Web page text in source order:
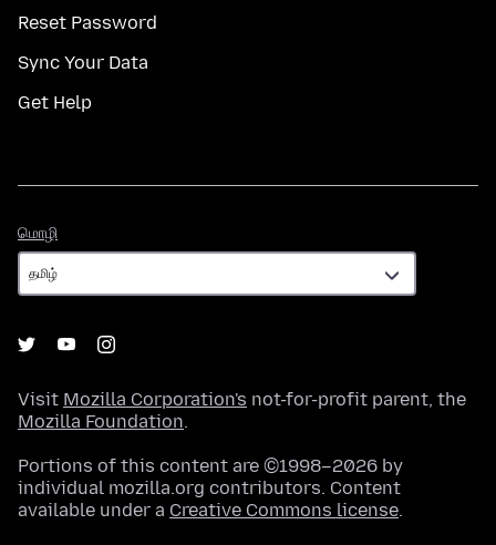
Reset Password
Sync Your Data
Get Help
மொழி
Visit Mozilla Corporation's not-for-profit parent, the
Mozilla Foundation.
Portions of this content are ©1998–2026 by
individual mozilla.org contributors. Content
available under a Creative Commons license.